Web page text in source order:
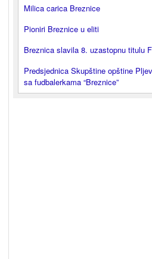
Milica carica Breznice
Pioniri Breznice u eliti
Breznica slavila 8. uzastopnu titulu
Predsjednica Skupštine opštine
sa fudbalerkama “Breznice”